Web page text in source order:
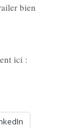
bien
ici :